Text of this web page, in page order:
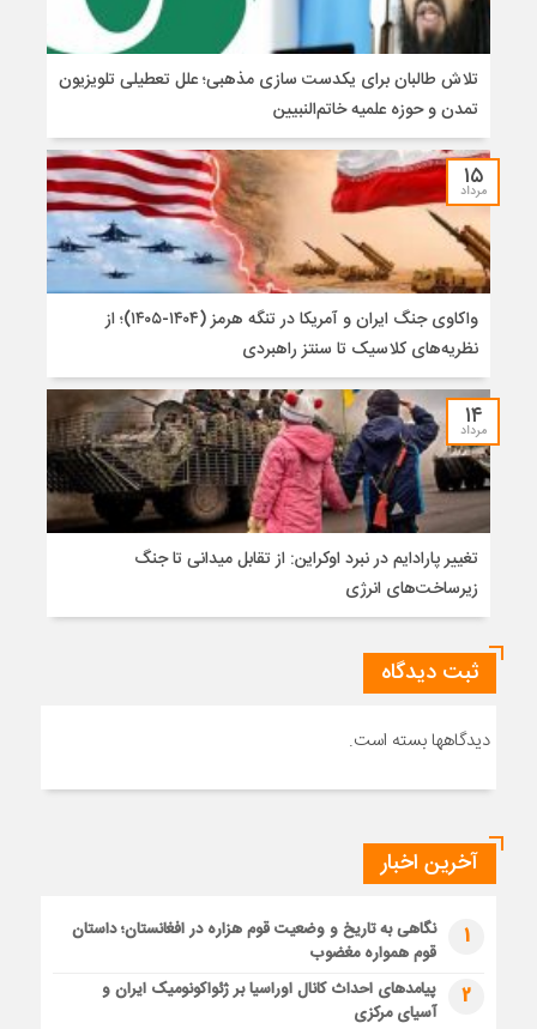
تلاش طالبان برای یکدست سازی مذهبی؛ علل تعطیلی تلویزیون
تمدن و حوزه علمیه خاتم‌النبیین
۱۵
مرداد
واکاوی جنگ ایران و آمریکا در تنگه هرمز (۱۴۰۴-۱۴۰۵)؛ از
نظریه‌های کلاسیک تا سنتز راهبردی
۱۴
مرداد
تغییر پارادایم در نبرد اوکراین: از تقابل میدانی تا جنگ
زیرساخت‌های انرژی
ثبت دیدگاه
دیدگاهها بسته است.
آخرین اخبار
1
نگاهی به تاریخ و وضعیت قوم هزاره در افغانستان؛ داستان
قوم همواره مغضوب
2
پیامدهای احداث کانال اوراسیا بر ژئواکونومیک ایران و
آسیای مرکزی